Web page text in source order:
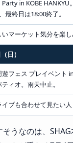
Party in KOBE
最終日は18:00終了。
いマーケット気分を楽
日）
遊フェス プレイベント
ィオ。雨天中止。
イブも合わせて見たい人
うなのは、